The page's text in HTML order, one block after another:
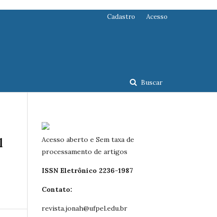
Buscar
Cadastro Acesso
Acesso aberto e Sem taxa de
processamento de artigos
ISSN Eletrônico 2236-1987
Contato:
revista.jonah@ufpel.edu.br